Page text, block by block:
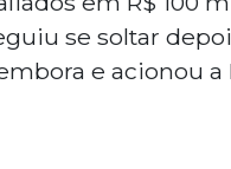
se soltar
e acionou a